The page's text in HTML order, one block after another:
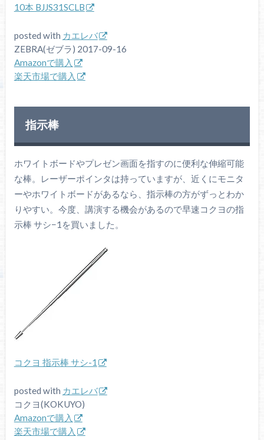
10本 BJJS31SCLB
posted with カエレバ
ZEBRA(ゼブラ) 2017-09-16
Amazonで購入
楽天市場で購入
指示棒
ホワイトボードやプレゼン画面を指すのに便利な伸縮可能
な棒。レーザーポインタは持っていますが、近くにモニタ
ーやホワイトボードがあるなら、指示棒の方がずっとわか
りやすい。今度、講演する機会があるので早速コクヨの指
示棒 サシ−1を買いました。
コクヨ 指示棒 サシ-1
posted with カエレバ
コクヨ(KOKUYO)
Amazonで購入
楽天市場で購入